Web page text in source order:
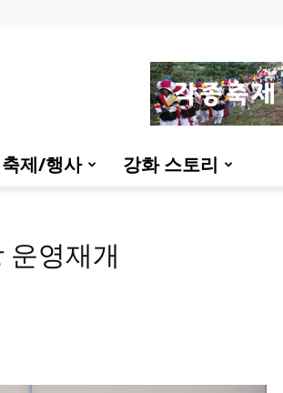
축제/행사 강화 스토리
운영재개